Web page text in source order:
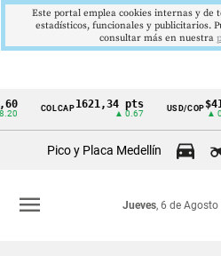
Cintillo
Colombia
COLCAP1621,34 pts USD/COP$4178
▲ 0.42
Pico y Placa Medellín
Jueves, 6 de
menu
Este portal emplea cookies internas y de
estadísticos, funcionales y publicitarios.
consultar más en nuestra